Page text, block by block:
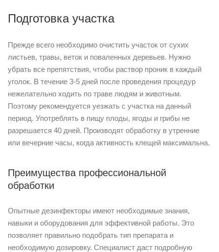
Подготовка участка
Прежде всего необходимо очистить участок от сухих
листьев, травы, веток и поваленных деревьев. Нужно
убрать все препятствия, чтобы раствор проник в каждый
уголок. В течение 3-5 дней после проведения процедур
нежелательно ходить по траве людям и животным.
Поэтому рекомендуется уезжать с участка на данный
период. Употреблять в пищу плоды, ягоды и грибы не
разрешается 40 дней. Производят обработку в утренние
или вечерние часы, когда активность клещей максимальна.
Преимущества профессиональной
обработки
Опытные дезинфекторы имеют необходимые знания,
навыки и оборудования для эффективной работы. Это
позволяет правильно подобрать тип препарата и
необходимую дозировку. Специалист даст подробную